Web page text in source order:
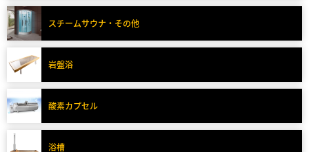
スチームサウナ・その他
岩盤浴
酸素カプセル
浴槽